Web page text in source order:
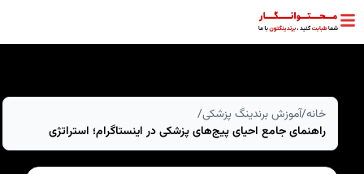
خانه/آموزش برندینگ پزشکی/
راهنمای جامع احیای پیج‌های پزشکی در اینستاگرام؛ استراتژی
بازگشت قدرتمند، افزایش تعامل و توسعه برندینگ پزشکی